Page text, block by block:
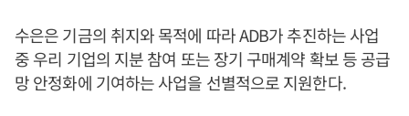
수은은 기금의 취지와 목적에 따라 ADB가 추진하는 사업
중 우리 기업의 지분 참여 또는 장기 구매계약 확보 등 공급
망 안정화에 기여하는 사업을 선별적으로 지원한다.